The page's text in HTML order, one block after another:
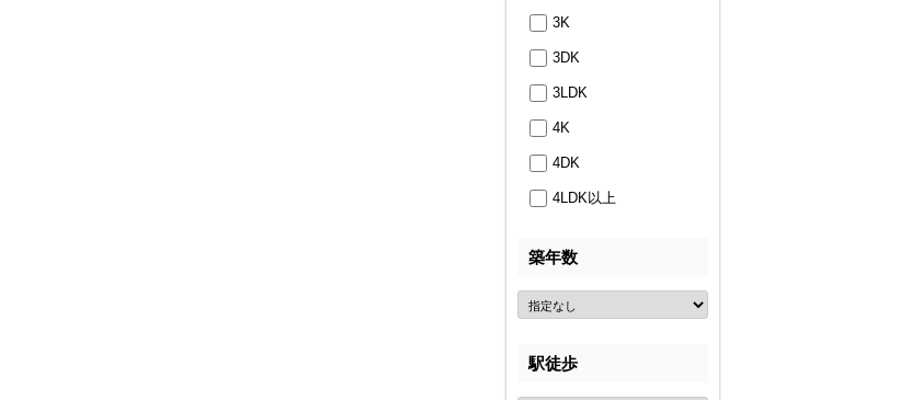
3K
3DK
3LDK
4K
4DK
4LDK以上
築年数
駅徒歩